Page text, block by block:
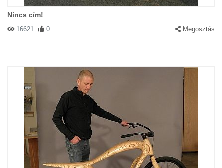
Nincs cím!
16621 0 Megosztás